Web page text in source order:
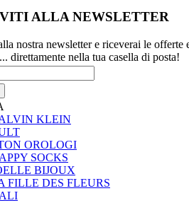
ALLA NEWSLETTER
nostra newsletter e riceverai le offerte
direttamente nella tua casella di posta!
KLEIN
OROLOGI
SOCKS
BIJOUX
FILLE DES FLEURS